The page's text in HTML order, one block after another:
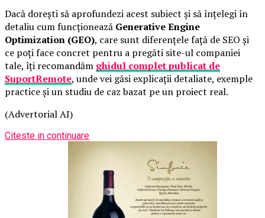
Dacă dorești să aprofundezi acest subiect și să înțelegi în
detaliu cum funcționează Generative Engine
Optimization (GEO), care sunt diferențele față de SEO și
ce poți face concret pentru a pregăti site-ul companiei
tale, îți recomandăm ghidul complet publicat de
SuportRemote, unde vei găsi explicații detaliate, exemple
practice și un studiu de caz bazat pe un proiect real.
(Advertorial AI)
Citeste in continuare